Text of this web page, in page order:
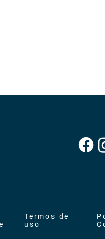
Termos de
uso